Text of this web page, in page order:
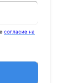
согласие на